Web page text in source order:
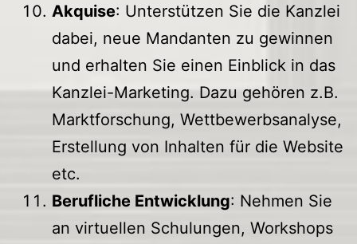
Akquise: Unterstützen Sie die Kanzlei
dabei, neue Mandanten zu gewinnen
und erhalten Sie einen Einblick in das
Kanzlei-Marketing. Dazu gehören z.B.
Marktforschung, Wettbewerbsanalyse,
Erstellung von Inhalten für die Website
etc.
Berufliche Entwicklung: Nehmen Sie
an virtuellen Schulungen, Workshops